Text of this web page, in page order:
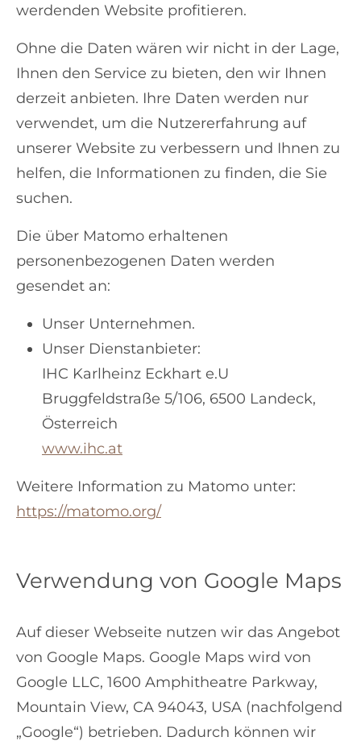
werdenden Website profitieren.
Ohne die Daten wären wir nicht in der Lage,
Ihnen den Service zu bieten, den wir Ihnen
derzeit anbieten. Ihre Daten werden nur
verwendet, um die Nutzererfahrung auf
unserer Website zu verbessern und Ihnen zu
helfen, die Informationen zu finden, die Sie
suchen.
Die über Matomo erhaltenen
personenbezogenen Daten werden
gesendet an:
Unser Unternehmen.
Unser Dienstanbieter:
IHC Karlheinz Eckhart e.U
Bruggfeldstraße 5/106, 6500 Landeck,
Österreich
www.ihc.at
Weitere Information zu Matomo unter:
https://matomo.org/
Verwendung von Google Maps
Auf dieser Webseite nutzen wir das Angebot
von Google Maps. Google Maps wird von
Google LLC, 1600 Amphitheatre Parkway,
Mountain View, CA 94043, USA (nachfolgend
„Google“) betrieben. Dadurch können wir